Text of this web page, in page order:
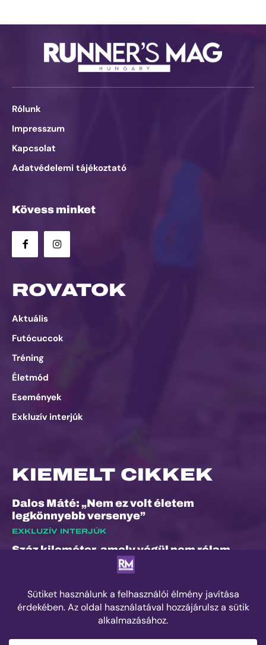
Rólunk
Impresszum
Kapcsolat
Adatvédelemi tájékoztató
Kövess minket
ROVATOK
Aktuális
Futócuccok
Tréning
Életmód
Események
Exkluzív interjúk
KIEMELT CIKKEK
Dalos Máté: „Nem ez volt életem
legkönnyebb versenye”
EXKLUZÍV INTERJÚK
Száz kilométer, amely végül nem rólam
Kilian Jornet hiánya sem törheti meg a
Sierre-Zinal varázsát, izgalmas verseny
jöhet a négyezres csúcsok között
ESEMÉNYEK